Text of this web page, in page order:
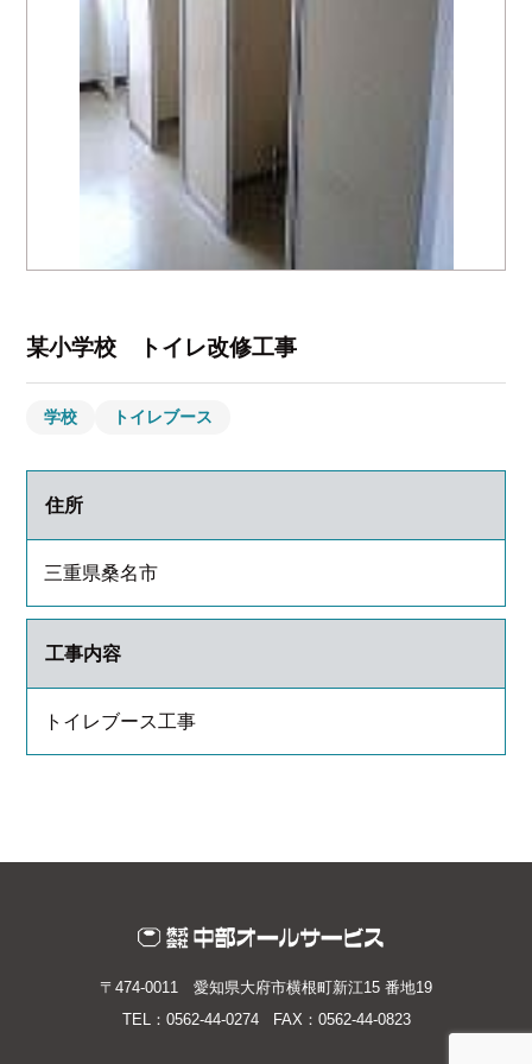
某小学校 トイレ改修工事
学校 トイレブース
住所
三重県桑名市
工事内容
トイレブース工事
〒474-0011 愛知県大府市横根町新江15 番地19
TEL：0562-44-0274 FAX：0562-44-0823